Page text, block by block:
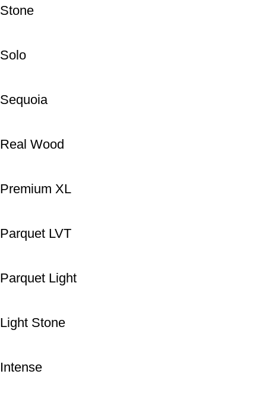
Stone
Solo
Sequoia
Real Wood
Premium XL
Parquet LVT
Parquet Light
Light Stone
Intense